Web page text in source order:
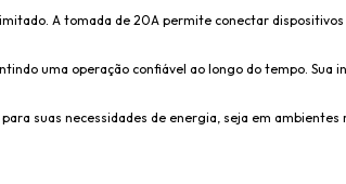
A tomada de 20A permite conectar
uma operação confiável ao longo do tempo. Sua
suas necessidades de energia, seja em